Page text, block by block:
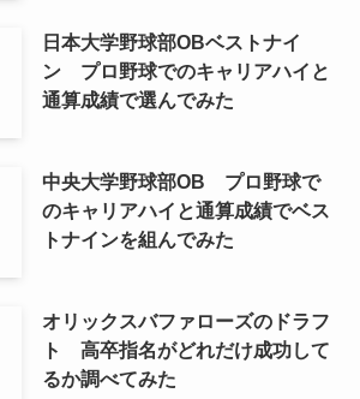
日本大学野球部OBベストナイ
ン プロ野球でのキャリアハイと
通算成績で選んでみた
中央大学野球部OB プロ野球で
のキャリアハイと通算成績でベス
トナインを組んでみた
オリックスバファローズのドラフ
ト 高卒指名がどれだけ成功して
るか調べてみた